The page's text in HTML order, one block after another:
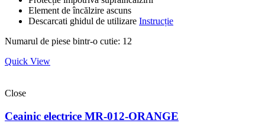
Element de încălzire ascuns
Descarcati ghidul de utilizare Instrucție
Numarul de piese bintr-o cutie: 12
Quick View
Close
Ceainic electrice MR-012-ORANGE